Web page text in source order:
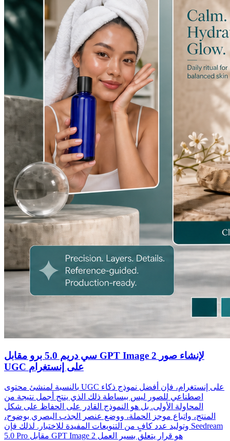
سي دريم 5.0 برو مقابل GPT Image 2 لإنشاء صور
UGC على إنستغرام
بالنسبة لمنشئ محتوى UGC على إنستغرام، فإن أفضل نموذج ذكاء
اصطناعي للصور ليس ببساطة ذلك الذي ينتج أجمل نتيجة من
المحاولة الأولى. بل هو النموذج القادر على الحفاظ على شكل
المنتج، واتباع موجز الحملة، ووضع عنصر الجذب البصري بوضوح،
وتوليد عدد كافٍ من التنويعات المفيدة للاختبار. لذلك فإن Seedream
5.0 Pro مقابل GPT Image 2 هو قرار يتعلق بسير العمل